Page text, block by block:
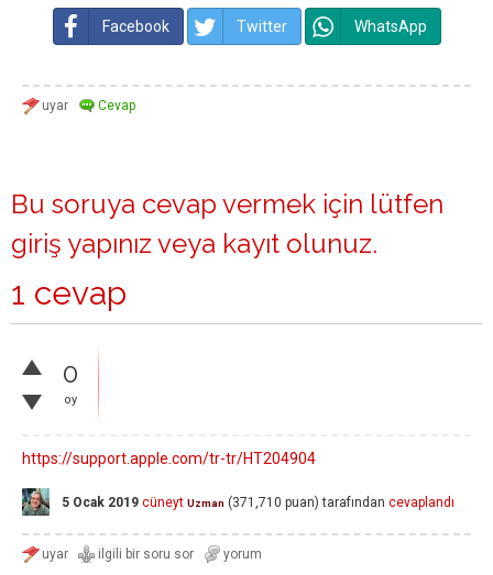
Facebook Twitter WhatsApp
Bu soruya cevap vermek için lütfen
giriş yapınız veya kayıt olunuz.
1 cevap
0
oy
https://support.apple.com/tr-tr/HT204904
5 Ocak 2019 cüneyt Uzman (371,710 puan) tarafından cevaplandı